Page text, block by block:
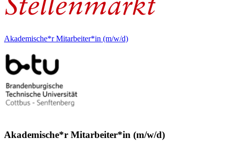
Akademische*r Mitarbeiter*in (m/w/d)
Akademische*r Mitarbeiter*in (m/w/d)